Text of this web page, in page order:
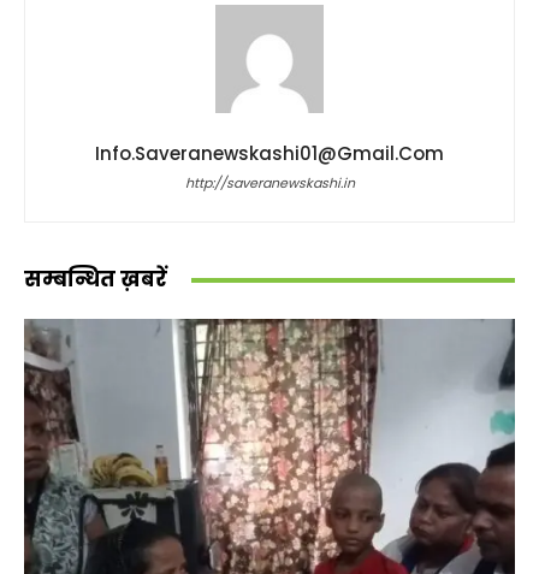
Info.saveranewskashi01@gmail.com
http://saveranewskashi.in
सम्बन्धित ख़बरें